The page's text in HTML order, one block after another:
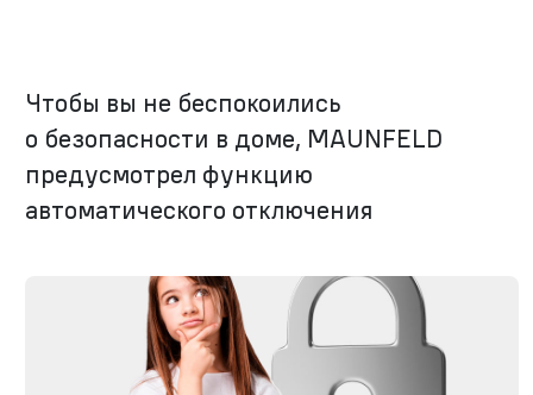
Чтобы вы не беспокоились
о безопасности в доме, MAUNFELD
предусмотрел функцию
автоматического отключения